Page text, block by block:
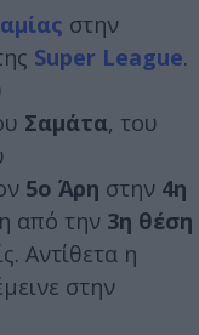
στην
Super League.
Σαμάτα, του
5ο Άρη στην 4η
από την 3η θέση
Αντίθετα η
στην